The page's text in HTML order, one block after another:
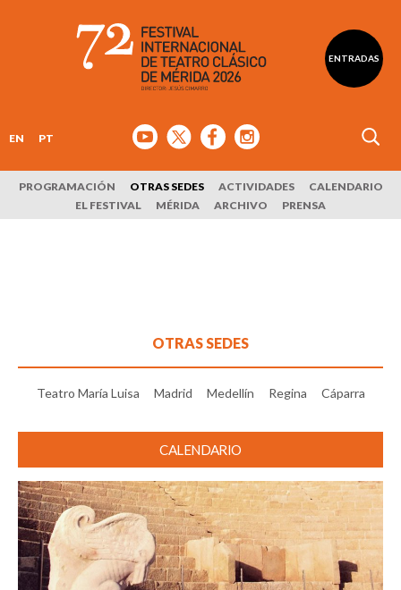
ENTRADAS
EN PT
PROGRAMACIÓN OTRAS SEDES ACTIVIDADES
CALENDARIO
EL FESTIVAL
MÉRIDA ARCHIVO PRENSA
OTRAS SEDES
Teatro María Luisa Madrid Medellín Regina Cáparra
CALENDARIO